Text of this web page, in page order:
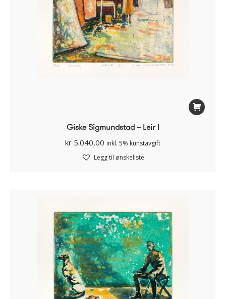
Giske Sigmundstad – Leir I
kr 5.040,00 inkl. 5% kunstavgift
Legg til ønskeliste